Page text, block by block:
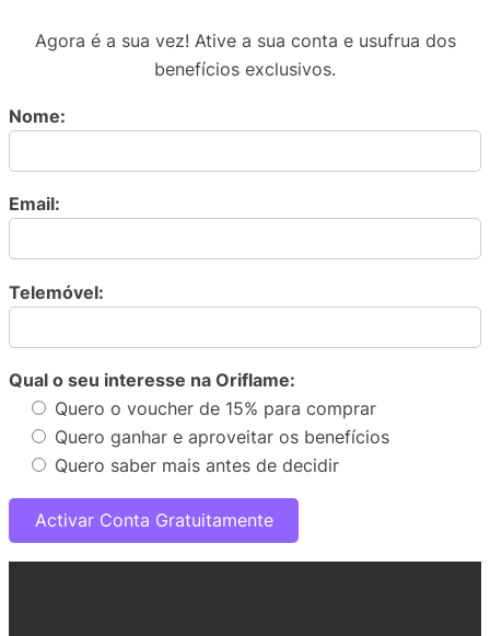
Agora é a sua vez! Ative a sua conta e usufrua dos
benefícios exclusivos.
Nome:
Email:
Telemóvel:
Qual o seu interesse na Oriflame:
Quero o voucher de 15% para comprar
Quero ganhar e aproveitar os benefícios
Quero saber mais antes de decidir